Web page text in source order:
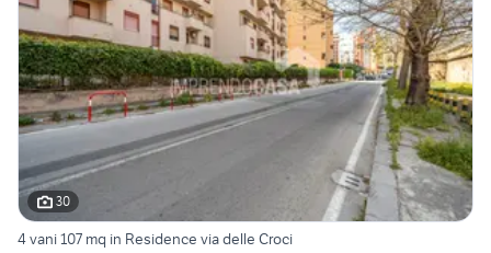
30
4 vani 107 mq in Residence via delle Croci